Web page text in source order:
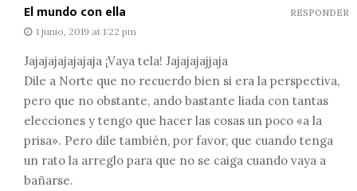
El mundo con ella
1 junio, 2019 at 1:22 pm
Jajajajajajajaja ¡Vaya tela! Jajajajajjaja
Dile a Norte que no recuerdo bien si era la perspectiva,
pero que no obstante, ando bastante liada con tantas
elecciones y tengo que hacer las cosas un poco «a la
prisa». Pero dile también, por favor, que cuando tenga
un rato la arreglo para que no se caiga cuando vaya a
bañarse.
RESPONDER